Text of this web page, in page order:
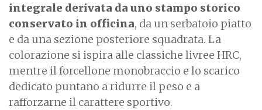
integrale derivata da uno stampo storico
conservato in officina, da un serbatoio piatto
e da una sezione posteriore squadrata. La
colorazione si ispira alle classiche livree HRC,
mentre il forcellone monobraccio e lo scarico
dedicato puntano a ridurre il peso e a
rafforzarne il carattere sportivo.